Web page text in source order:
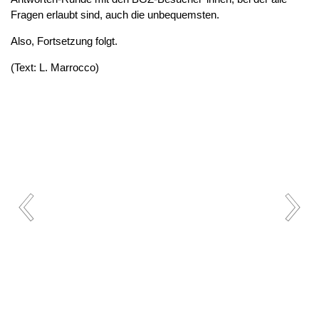
Fragen erlaubt sind, auch die unbequemsten.
Also, Fortsetzung folgt.
(Text: L. Marrocco)